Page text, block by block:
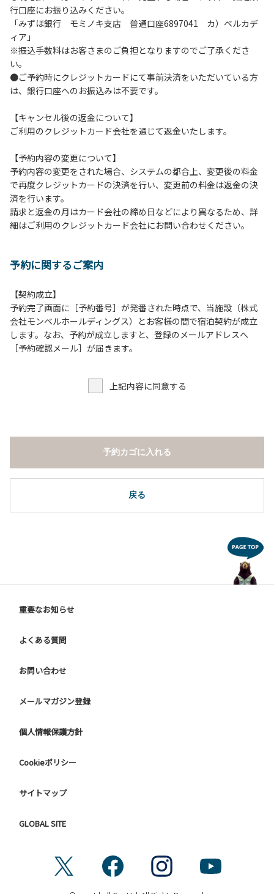
１０．不可抗力以外の事由により建造物、家具、備品、その
他の物品を損傷、紛失、汚染させた場合には、相当額を弁償
していただくことがあります。
１１．当ベースキャンプ内（駐車場を含む）での事故や盗難
などにつきましては、一切の責任を負いかねます。
１２．車中で宿泊される場合は、必ずエンジンを停止してく
ださい。
１４．21時～翌朝６時の間キャンプ場内での車輌の移動はご
遠慮ください。
【当ベースキャンプでの禁止事項】
１．花火（手持ちや打ち上げなど全て）。
２．地面への直火による焚き火、BBQ、キャンプファイヤ
ー。
３．ボールなどを使った野球、キャッチボール・サッカーな
周辺の広場で行ってください。
となりますので、絶対に行わないでください。
４．大きな音で音楽や楽器などを鳴らす行為 但し貸切イベン
トは除く。
５．発電機の使用 但し貸切イベントは除く。
６．申込みされたサイト以外のサイトの利用や共用部（シャ
デイキャンプ 但し盲導犬、介助犬は除く。
１０．その他 周りに迷惑となるような行為（夜間の大声での
談笑等）や他人に嫌悪感を与えるような行為。
【ウォールテンテッド利用に際しての注意事項ならびに禁止
４．ご訪問客とウォールテンテッド内での面会はご遠慮願い
５．薪ストーブを使用される際は、ご利用手引きをご確認い
ただき、適切にご利用ください。
ご利用ください。
【ドギーキャンプサイトご利用に際してのご案内ならびに注
ご利用にあたり、愛犬の予防接種証明書を確認しています。
① 狂犬病予防注射接種証明書
票」
1年以内に3種以上の混合ワクチンを接種していることがわか
◆ ご注意ください ◆
でに接種をお願いします。
■ ご利用日に生後91日以上になる子犬についても、ご利用日
行口座にお振り込みください。
「みずほ銀行 モミノキ支店 普通口座6897041 カ）ベルカデ
ィア」
※振込手数料はお客さまのご負担となりますのでご了承くださ
い。
●ご予約時にクレジットカードにて事前決済をいただいている方
は、銀行口座へのお振込みは不要です。
【キャンセル後の返金について】
ご利用のクレジットカード会社を通じて返金いたします。
【予約内容の変更について】
予約内容の変更をされた場合、システムの都合上、変更後の料金
で再度クレジットカードの決済を行い、変更前の料金は返金の決
済を行います。
請求と返金の月はカード会社の締め日などにより異なるため、詳
細はご利用のクレジットカード会社にお問い合わせください。
予約に関するご案内
【契約成立】
予約完了画面に［予約番号］が発番された時点で、当施設（株式
会社モンベルホールディングス）とお客様の間で宿泊契約が成立
します。なお、予約が成立しますと、登録のメールアドレスへ
［予約確認メール］が届きます。
上記内容に同意する
戻る
予約カゴに入れる
重要なお知らせ
よくある質問
お問い合わせ
メールマガジン登録
個人情報保護方針
Cookieポリシー
サイトマップ
GLOBAL SITE